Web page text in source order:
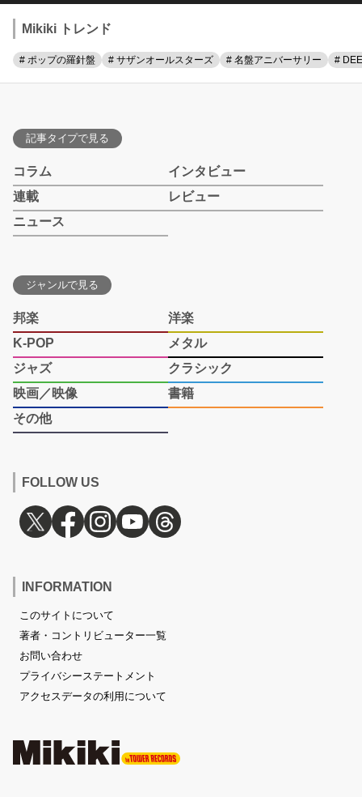
Mikiki トレンド
# ポップの羅針盤 # サザンオールスターズ # 名盤アニバーサリー #
記事タイプで見る
コラム
インタビュー
連載
レビュー
ニュース
ジャンルで見る
邦楽
洋楽
K-POP
メタル
ジャズ
クラシック
映画／映像
書籍
その他
FOLLOW US
INFORMATION
このサイトについて
著者・コントリビューター一覧
お問い合わせ
プライバシーステートメント
アクセスデータの利用について